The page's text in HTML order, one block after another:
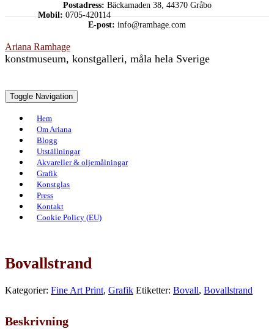
Postadress: Bäckamaden 38, 44370 Gråbo
Mobil:0705-420114
E-post: info@ramhage.com
Ariana Ramhage
konstmuseum, konstgalleri, måla hela Sverige
Toggle Navigation
Hem
Om Ariana
Blogg
Utställningar
Akvareller & oljemålningar
Grafik
Konstglas
Press
Kontakt
Cookie Policy (EU)
Bovallstrand
Kategorier: Fine Art Print, Grafik Etiketter: Bovall, Bovallstrand
Beskrivning